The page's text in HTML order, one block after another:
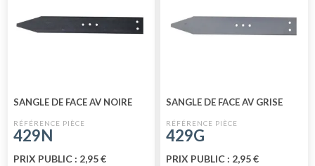
SANGLE DE FACE AV NOIRE
429N
PRIX PUBLIC : 2,95 €
SANGLE DE FACE AV GRISE
429G
PRIX PUBLIC : 2,95 €